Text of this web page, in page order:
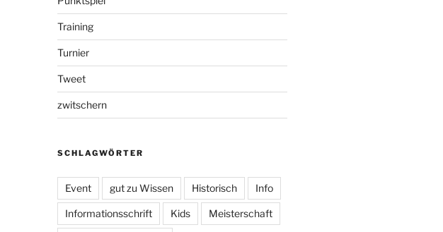
Training
Turnier
Tweet
zwitschern
SCHLAGWÖRTER
Event gut zu Wissen Historisch Info
Informationsschrift Kids Meisterschaft